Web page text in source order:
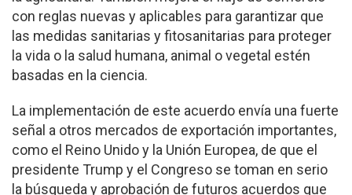
con reglas nuevas y aplicables para garantizar que
las medidas sanitarias y fitosanitarias para proteger
la vida o la salud humana, animal o vegetal estén
basadas en la ciencia.
La implementación de este acuerdo envía una fuerte
señal a otros mercados de exportación importantes,
como el Reino Unido y la Unión Europea, de que el
presidente Trump y el Congreso se toman en serio
la búsqueda y aprobación de futuros acuerdos que